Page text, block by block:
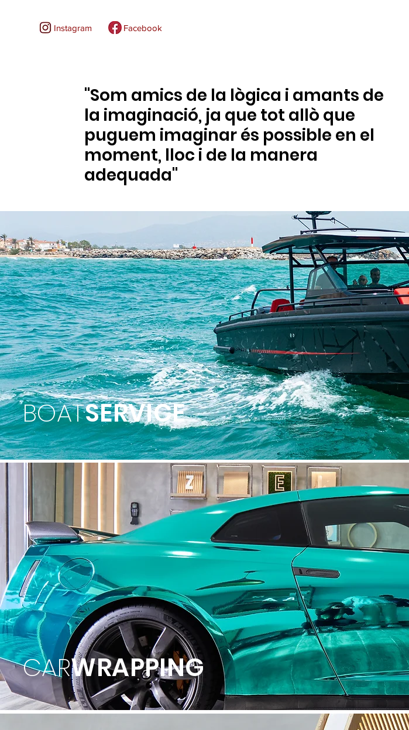
Instagram Facebook
"Som amics de la lògica i amants de
la imaginació, ja que tot allò que
puguem imaginar és possible en el
moment, lloc i de la manera
adequada"
BOATSERVICE
CARWRAPPING